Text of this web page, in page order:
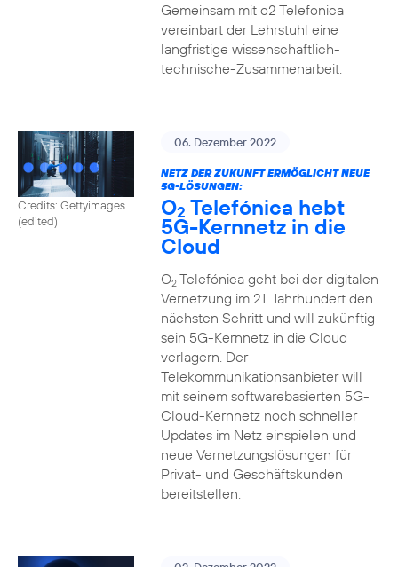
Gemeinsam mit o2 Telefonica
vereinbart der Lehrstuhl eine
langfristige wissenschaftlich-
technische-Zusammenarbeit.
Credits: Gettyimages
(edited)
06. Dezember 2022
NETZ DER ZUKUNFT ERMÖGLICHT NEUE
5G-LÖSUNGEN:
O2 Telefónica hebt
5G-Kernnetz in die
Cloud
O2Telefónica geht bei der digitalen
Vernetzung im 21. Jahrhundert den
nächsten Schritt und will zukünftig
sein 5G-Kernnetz in die Cloud
verlagern. Der
Telekommunikationsanbieter will
mit seinem softwarebasierten 5G-
Cloud-Kernnetz noch schneller
Updates im Netz einspielen und
neue Vernetzungslösungen für
Privat- und Geschäftskunden
bereitstellen.